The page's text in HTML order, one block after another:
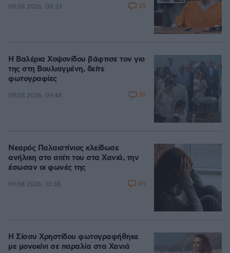
09.08.2026, 08:33 25
Η Βαλέρια Χοψονίδου βάφτισε τον γιο
της στη Βουλιαγμένη, δείτε
φωτογραφίες
09.08.2026, 09:44 10
Νεαρός Παλαιστίνιος κλείδωσε
ανήλικη στο σπίτι του στα Χανιά, την
έσωσαν οι φωνές της
09.08.2026, 10:38 89
Η Σίσσυ Χρηστίδου φωτογραφήθηκε
με μονοκίνι σε παραλία στα Χανιά